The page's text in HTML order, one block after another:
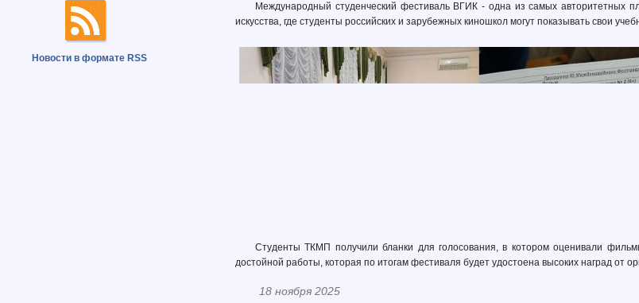
Новости в формате RSS
Международный студенческий фестиваль ВГИК - одна из самых авторитетных
искусства, где студенты российских и зарубежных киношкол могут показывать свои
Студенты ТКМП получили бланки для голосования, в котором оценивали
достойной работы, которая по итогам фестиваля будет удостоена высоких наград от
18 ноября 2025